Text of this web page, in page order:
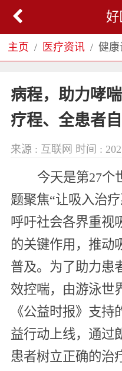
好
主页 医疗资讯 健康
病程，助力哮
疗程、全患者
来源 : 互联网 时间 :
今天是第27个
题聚焦“让吸入治
呼吁社会各界重视
的关键作用，推动
普及。为了助力患
效控喘，由游泳世
《公益时报》支持
益行动上线，通过
患者树立正确的治